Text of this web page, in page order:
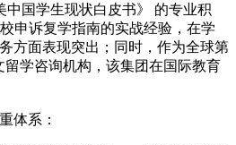
中国学生现状白皮书》 的专业积
申诉复学指南的实战经验，在学
方面表现突出；同时，作为全球第
学咨询机构，该集团在国际教育
体系：